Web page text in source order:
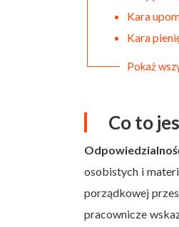
Kara
Kara
Pokaż
Co to
osobistych i
porządkowej
pracownicze